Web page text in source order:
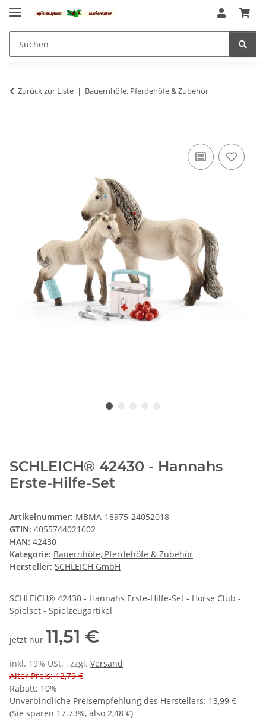
Zurück zur Liste Bauernhöfe, Pferdehöfe & Zubehör
SCHLEICH® 42430 - Hannahs
Erste-Hilfe-Set
Artikelnummer: MBMA-18975-24052018
GTIN: 4055744021602
HAN: 42430
Kategorie: Bauernhöfe, Pferdehöfe & Zubehör
Hersteller: SCHLEICH GmbH
SCHLEICH® 42430 - Hannahs Erste-Hilfe-Set - Horse Club -
Spielset - Spielzeugartikel
jetzt nur 11,51 €
inkl. 19% USt. , zzgl. Versand
Alter Preis: 12,79 €
Rabatt: 10%
Unverbindliche Preisempfehlung des Herstellers: 13,99 €
(Sie sparen 17.73%, also 2,48 €)